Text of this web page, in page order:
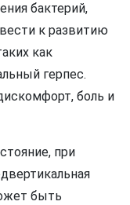
бактерий,
к развитию
как
герпес.
боль и
при
быть